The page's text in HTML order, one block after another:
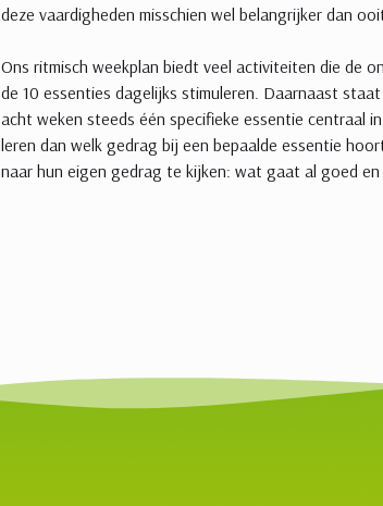
deze vaardigheden misschien wel belangrijker dan
Ons ritmisch weekplan biedt veel activiteiten die de
de 10 essenties dagelijks stimuleren. Daarnaast
acht weken steeds één specifieke essentie centraal
leren dan welk gedrag bij een bepaalde essentie
naar hun eigen gedrag te kijken: wat gaat al goed